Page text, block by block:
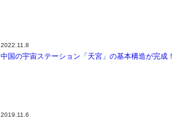
2022.11.8
中国の宇宙ステーション「天宮」の基本構造が完成！
2019.11.6